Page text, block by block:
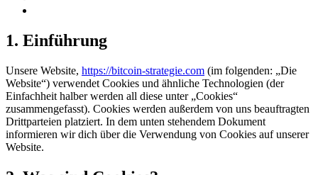
1. Einführung
Unsere Website, https://bitcoin-strategie.com (im folgenden: „Die
Website“) verwendet Cookies und ähnliche Technologien (der
Einfachheit halber werden all diese unter „Cookies“
zusammengefasst). Cookies werden außerdem von uns beauftragten
Drittparteien platziert. In dem unten stehendem Dokument
informieren wir dich über die Verwendung von Cookies auf unserer
Website.